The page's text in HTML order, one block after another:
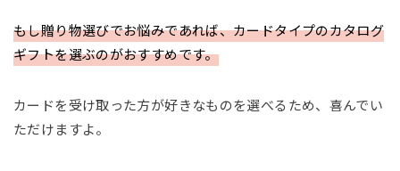
もし贈り物選びでお悩みであれば、カードタイプのカタログ
ギフトを選ぶのがおすすめです。
カードを受け取った方が好きなものを選べるため、喜んでい
ただけますよ。